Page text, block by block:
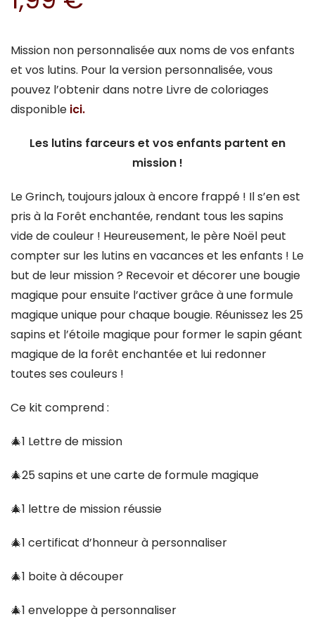
Mission non personnalisée aux noms de vos enfants
et vos lutins. Pour la version personnalisée, vous
pouvez l’obtenir dans notre Livre de coloriages
disponible ici.
Les lutins farceurs et vos enfants partent en
mission !
Le Grinch, toujours jaloux à encore frappé ! Il s’en est
pris à la Forêt enchantée, rendant tous les sapins
vide de couleur ! Heureusement, le père Noël peut
compter sur les lutins en vacances et les enfants ! Le
but de leur mission ? Recevoir et décorer une bougie
magique pour ensuite l’activer grâce à une formule
magique unique pour chaque bougie. Réunissez les 25
sapins et l’étoile magique pour former le sapin géant
magique de la forêt enchantée et lui redonner
toutes ses couleurs !
Ce kit comprend :
🎄1 Lettre de mission
🎄25 sapins et une carte de formule magique
🎄1 lettre de mission réussie
🎄1 certificat d’honneur à personnaliser
🎄1 boite à découper
🎄1 enveloppe à personnaliser